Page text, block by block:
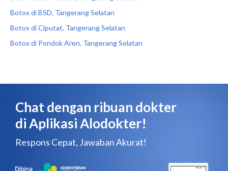
Botox di BSD, Tangerang Selatan
Botox di Ciputat, Tangerang Selatan
Botox di Pondok Aren, Tangerang Selatan